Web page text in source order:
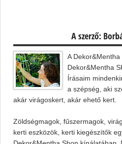
A szerző:
A
Dekor&Mentha
Írásaim
a szépség, aki
akár virágoskert, akár ehető kert.
Zöldségmagok, fűszermagok,
kerti eszközök, kerti kiegészítők